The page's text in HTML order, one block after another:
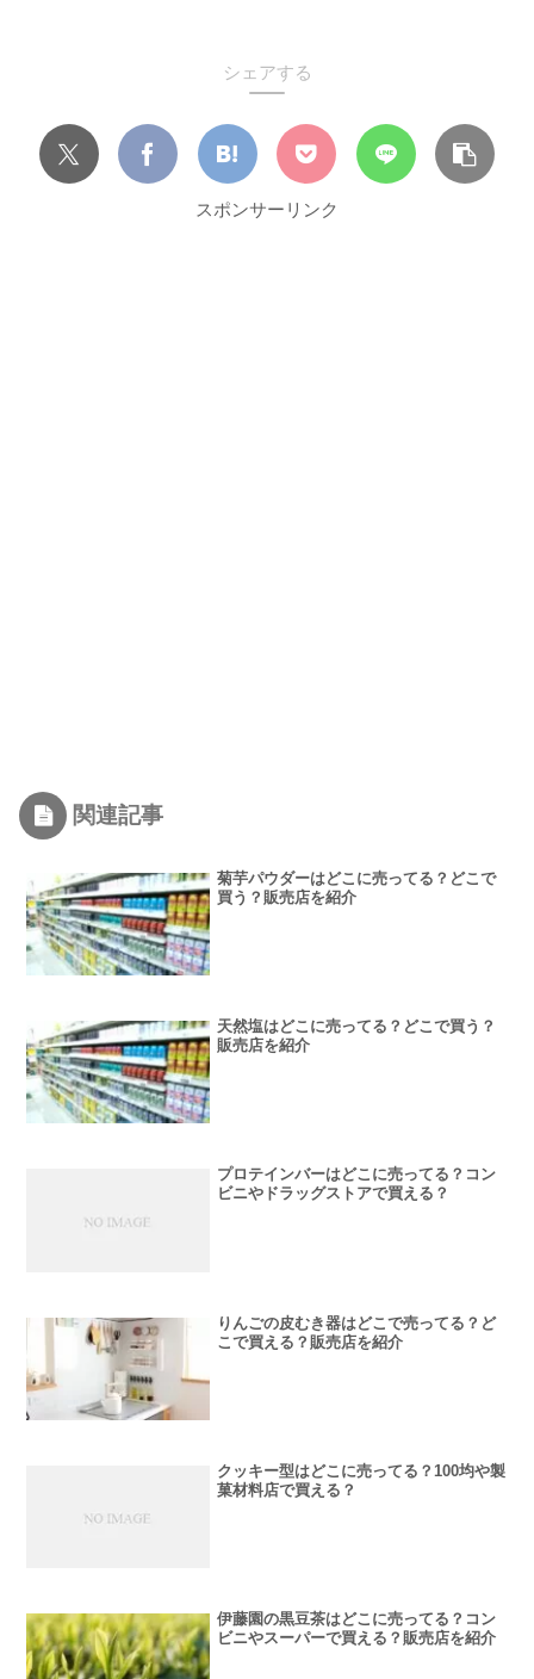
シェアする
スポンサーリンク
関連記事
菊芋パウダーはどこに売ってる？どこで
買う？販売店を紹介
天然塩はどこに売ってる？どこで買う？
販売店を紹介
プロテインバーはどこに売ってる？コン
ビニやドラッグストアで買える？
りんごの皮むき器はどこで売ってる？ど
こで買える？販売店を紹介
クッキー型はどこに売ってる？100均や製
菓材料店で買える？
伊藤園の黒豆茶はどこに売ってる？コン
ビニやスーパーで買える？販売店を紹介